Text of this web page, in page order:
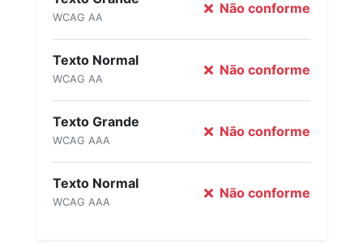
WCAG AA
Não conforme
Texto Normal
WCAG AA
Não conforme
Texto Grande
WCAG AAA
Não conforme
Texto Normal
WCAG AAA
Não conforme